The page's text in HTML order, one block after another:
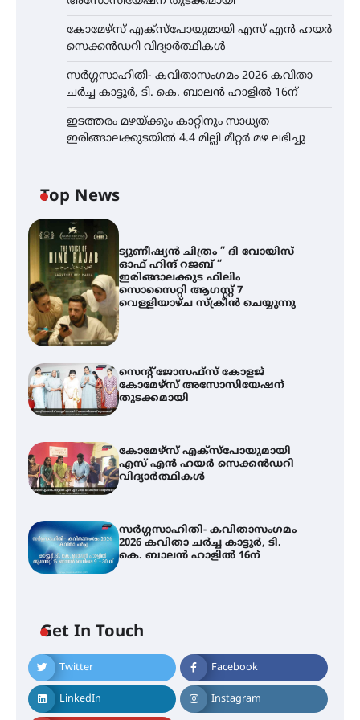
കോമേഴ്സ് എക്സ്പോയുമായി എസ് എൻ ഹയർ
സെക്കൻഡറി വിദ്യാർത്ഥികൾ
സർഗ്ഗസാഹിതി- കവിതാസംഗമം 2026 കവിതാ
ചർച്ച കാട്ടൂർ, ടി. കെ. ബാലൻ ഹാളിൽ 16ന്
ഇടത്തരം മഴയ്ക്കും കാറ്റിനും സാധ്യത
ഇരിങ്ങാലക്കുടയിൽ 4.4 മില്ലി മീറ്റർ മഴ ലഭിച്ചു
Top News
ട്യുണീഷ്യൻ ചിത്രം ” ദി വോയിസ്
ഓഫ് ഹിന്ദ് റജബ് ”
ഇരിങ്ങാലക്കുട ഫിലിം
സൊസൈറ്റി ആഗസ്റ്റ് 7
വെള്ളിയാഴ്ച സ്‌ക്രീൻ ചെയ്യുന്നു
സെന്റ് ജോസഫ്സ് കോളജ്
കോമേഴ്‌സ് അസോസിയേഷന്
തുടക്കമായി
കോമേഴ്സ് എക്സ്പോയുമായി
എസ് എൻ ഹയർ സെക്കൻഡറി
വിദ്യാർത്ഥികൾ
സർഗ്ഗസാഹിതി- കവിതാസംഗമം
2026 കവിതാ ചർച്ച കാട്ടൂർ, ടി.
കെ. ബാലൻ ഹാളിൽ 16ന്
Get In Touch
Twitter Facebook
LinkedIn Instagram